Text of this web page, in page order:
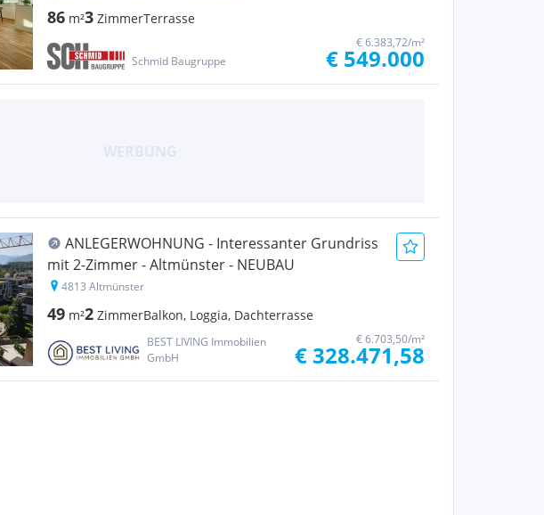
PROVISIONSFREI!
86 m²3 ZimmerTerrasse
Schmid Baugruppe
€ 6.383,72/m²
€ 549.000
ANLEGERWOHNUNG - Interessanter Grundriss
mit 2-Zimmer - Altmünster - NEUBAU
4813 Altmünster
49 m²2 ZimmerBalkon, Loggia, Dachterrasse
BEST LIVING Immobilien
GmbH
€ 6.703,50/m²
€ 328.471,58